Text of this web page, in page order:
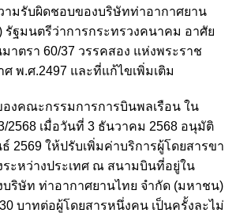
มรับผิดชอบของบริษัทท่าอากาศยาน
รัฐมนตรีว่าการกระทรวงคนาคม อาศัย
าตรา 60/37 วรรคสอง แห่งพระราช
พ.ศ.2497 และที่แก้ไขเพิ่มเติม
งคณะกรรมการการบินพลเรือน ใน
2568 เมื่อวันที่ 3 ธันวาคม 2568 อนุมัติ
2569 ให้ปรับเพิ่มค่าบริการผู้โดยสารขา
ระหว่างประเทศ ณ สนามบินที่อยู่ใน
ริษัท ท่าอากาศยานไทย จำกัด (มหาชน)
บาทต่อผู้โดยสารหนึ่งคน เป็นครั้งละไม่